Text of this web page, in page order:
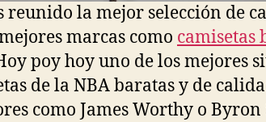
reunido la mejor selección de
marcas como camisetas
poy hoy uno de los mejores
de la NBA baratas y de
como James Worthy o